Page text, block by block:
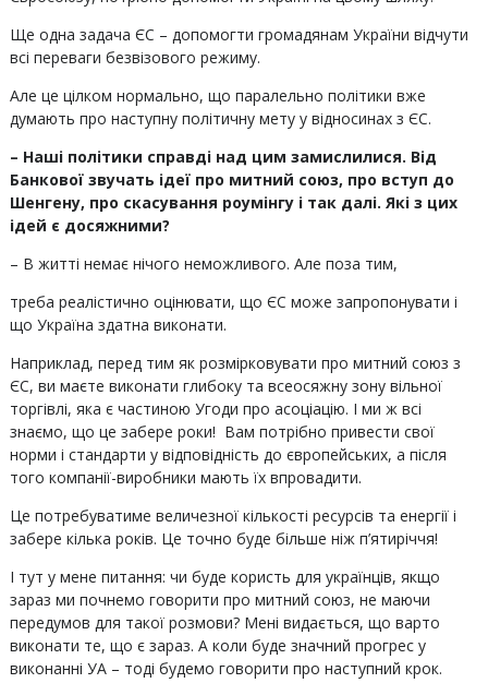
Ще одна задача ЄС – допомогти громадянам України відчути
всі переваги безвізового режиму.
Але це цілком нормально, що паралельно політики вже
думають про наступну політичну мету у відносинах з ЄС.
– Наші політики справді над цим замислилися. Від
Банкової звучать ідеї про митний союз, про вступ до
Шенгену, про скасування роумінгу і так далі. Які з цих
ідей є досяжними?
– В житті немає нічого неможливого. Але поза тим,
треба реалістично оцінювати, що ЄС може запропонувати і
що Україна здатна виконати.
Наприклад, перед тим як розмірковувати про митний союз з
ЄС, ви маєте виконати глибоку та всеосяжну зону вільної
торгівлі, яка є частиною Угоди про асоціацію. І ми ж всі
знаємо, що це забере роки! Вам потрібно привести свої
норми і стандарти у відповідність до європейських, а після
того компанії-виробники мають їх впровадити.
Це потребуватиме величезної кількості ресурсів та енергії і
забере кілька років. Це точно буде більше ніж п’ятиріччя!
І тут у мене питання: чи буде користь для українців, якщо
зараз ми почнемо говорити про митний союз, не маючи
передумов для такої розмови? Мені видається, що варто
виконати те, що є зараз. А коли буде значний прогрес у
виконанні УА – тоді будемо говорити про наступний крок.